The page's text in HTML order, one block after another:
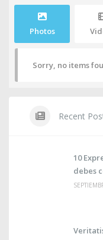
Photos
Sorry, no items
Recent
10
debes